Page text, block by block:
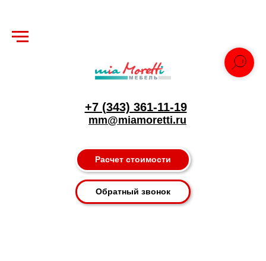
+7 (343) 361-11-19
mm@miamoretti.ru
Расчет стоимости
Обратный звонок